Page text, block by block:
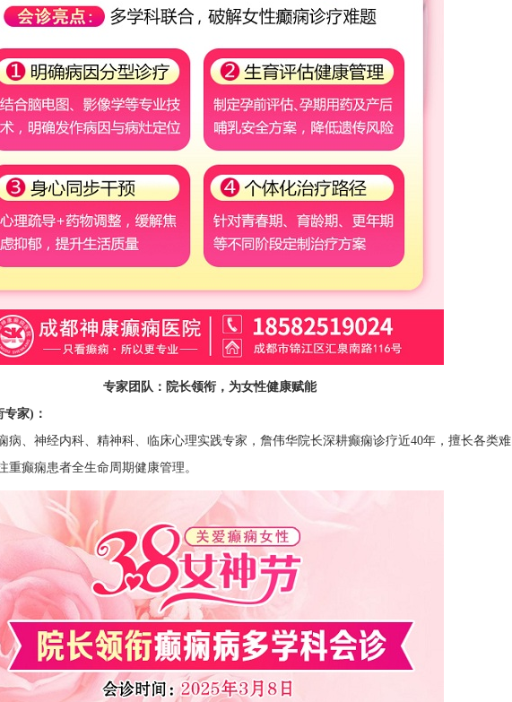
专家团队：院长领衔，为女性健康赋能
家)：
病、神经内科、精神科、临床心理实践专家，詹伟华院长深耕癫痫诊疗近40年，擅长各类难
重癫痫患者全生命周期健康管理。